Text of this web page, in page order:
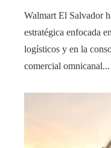
Walmart El Salvador
estratégica enfocada
logísticos y en la
comercial omnicanal...